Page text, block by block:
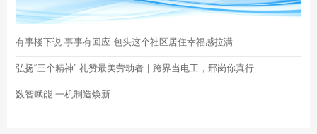
有事楼下说 事事有回应 包头这个社区居住幸福感拉满
弘扬“三个精神” 礼赞最美劳动者｜跨界当电工，邢岗你真行
数智赋能 一机制造焕新